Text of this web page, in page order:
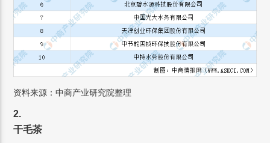
资料来源：中商产业研究院整理
2.
干毛茶